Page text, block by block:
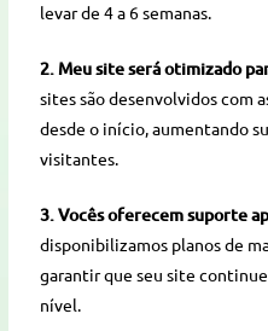
levar de 4 a 6 semanas.
2. Meu site será otimizado
sites são desenvolvidos com
desde o início, aumentando
visitantes.
3. Vocês oferecem suporte
disponibilizamos planos de
garantir que seu site
nível.